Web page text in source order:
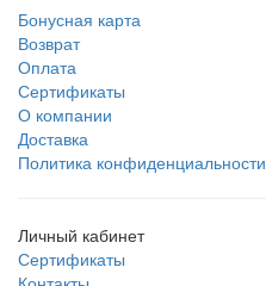
Бонусная карта
Возврат
Оплата
Сертификаты
О компании
Доставка
Политика конфиденциальности
Личный кабинет
Сертификаты